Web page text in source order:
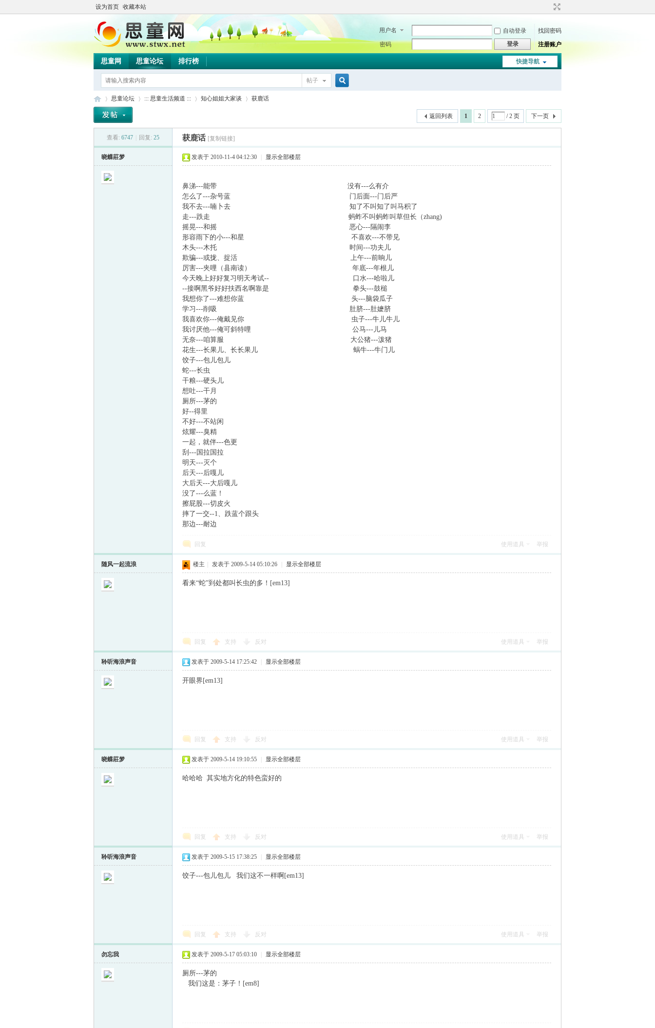
设为首页 收藏本站
用户名 自动登录
找回密码
密码
登录 注册账户
快捷导航
思童网 思童论坛 排行榜
帖子
思童论坛 ::: 思童生活频道 :::
›
知心姐姐大家谈 获鹿话
1 2 / 2 页 下一页
返回列表
查看: 6747 回复: 25 获鹿话 [复制链接]
晓蝶莊梦 发表于 2010-11-4 04:12:30 显示全部楼层
鼻涕---能带 没有---么有介
怎么了---杂号蓝 门后面---门后严
我不去---喃卜去 知了不叫知了叫马积了
走---跌走 蚂蚱不叫蚂蚱叫草但长（zhang)
摇晃---和摇 恶心---隔闹李
形容雨下的小---和星 不喜欢---不带见
木头---木托 时间---功夫儿
欺骗---或拢、捉活 上午---前晌儿
厉害---夹哩（县南读） 年底---年根儿
今天晚上好好复习明天考试-- 口水---哈啦儿
--接啊黑爷好好扶西名啊靠是 拳头---鼓槌
我想你了---难想你蓝 头---脑袋瓜子
学习---削吸 肚脐---肚嬷脐
我喜欢你---俺戴见你 虫子---牛儿牛儿
我讨厌他---俺可斜特哩 公马---儿马
无奈---咱算服 大公猪---泼猪
花生---长果儿、长长果儿 蜗牛---牛门儿
饺子---包儿包儿
蛇---长虫
干粮---硬头儿
想吐---干月
厕所---茅的
好--得里
不好---不站闲
炫耀---臭精
一起，就伴---色更
刮---国拉国拉
明天---灭个
后天---后嘎儿
大后天---大后嘎儿
没了---么蓝！
擦屁股---切皮火
摔了一交--1、跌蓝个跟头
那边---耐边
回复 使用道具 举报
随风一起流浪 楼主 发表于 2009-5-14 05:10:26 显示全部楼层
看来“蛇”到处都叫长虫的多！[em13]
回复 支持 反对 使用道具 举报
聆听海浪声音 发表于 2009-5-14 17:25:42 显示全部楼层
开眼界[em13]
回复 支持 反对 使用道具 举报
晓蝶莊梦 发表于 2009-5-14 19:10:55 显示全部楼层
哈哈哈 其实地方化的特色蛮好的
回复 支持 反对 使用道具 举报
聆听海浪声音 发表于 2009-5-15 17:38:25 显示全部楼层
饺子---包儿包儿 我们这不一样啊[em13]
回复 支持 反对 使用道具 举报
勿忘我 发表于 2009-5-17 05:03:10 显示全部楼层
厕所---茅的
我们这是：茅子！[em8]